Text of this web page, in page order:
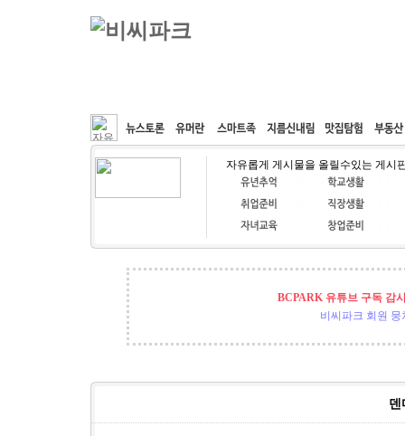
커뮤니티 속도패치 웹호스팅 공동구매
자유롭게 게시물을 올릴수있는 게시
BCPARK 유튜브 구독 감
비씨파크 회원 뭉
덴